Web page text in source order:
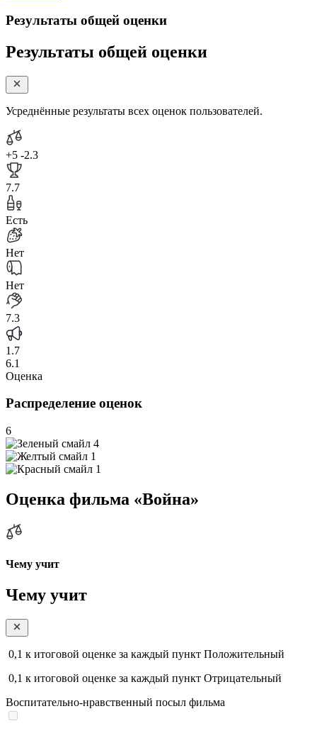
Результаты общей оценки
Результаты общей оценки
Усреднённые результаты всех оценок пользователей.
+5 -2.3
7.7
Есть
Нет
Нет
7.3
1.7
6.1
Оценка
Распределение оценок
6
4
1
1
Оценка фильма «Война»
Чему учит
Чему учит
0,1 к итоговой оценке за каждый пункт Положительный
0,1 к итоговой оценке за каждый пункт Отрицательный
Воспитательно-нравственный посыл фильма